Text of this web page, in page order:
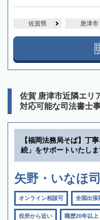
佐賀県 唐津市
佐賀 唐津市近隣エリ
対応可能な司法書士
【福岡法務局そば】丁
続」をサポートいたし
矢野・いなほ
オンライン相談可 全国出張
役所から近い 職歴20年以上